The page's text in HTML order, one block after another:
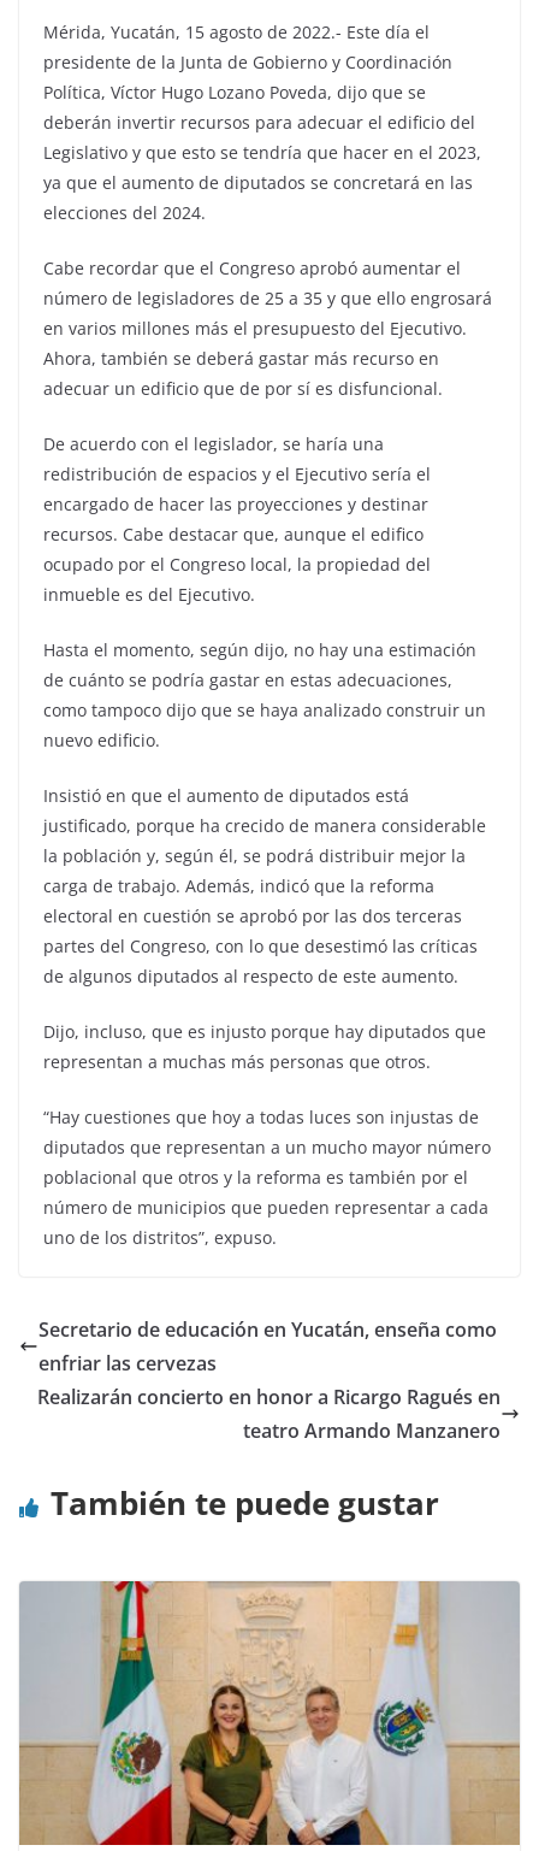
Mérida, Yucatán, 15 agosto de 2022.- Este día el
presidente de la Junta de Gobierno y Coordinación
Política, Víctor Hugo Lozano Poveda, dijo que se
deberán invertir recursos para adecuar el edificio del
Legislativo y que esto se tendría que hacer en el 2023,
ya que el aumento de diputados se concretará en las
elecciones del 2024.
Cabe recordar que el Congreso aprobó aumentar el
número de legisladores de 25 a 35 y que ello engrosará
en varios millones más el presupuesto del Ejecutivo.
Ahora, también se deberá gastar más recurso en
adecuar un edificio que de por sí es disfuncional.
De acuerdo con el legislador, se haría una
redistribución de espacios y el Ejecutivo sería el
encargado de hacer las proyecciones y destinar
recursos. Cabe destacar que, aunque el edifico
ocupado por el Congreso local, la propiedad del
inmueble es del Ejecutivo.
Hasta el momento, según dijo, no hay una estimación
de cuánto se podría gastar en estas adecuaciones,
como tampoco dijo que se haya analizado construir un
nuevo edificio.
Insistió en que el aumento de diputados está
justificado, porque ha crecido de manera considerable
la población y, según él, se podrá distribuir mejor la
carga de trabajo. Además, indicó que la reforma
electoral en cuestión se aprobó por las dos terceras
partes del Congreso, con lo que desestimó las críticas
de algunos diputados al respecto de este aumento.
Dijo, incluso, que es injusto porque hay diputados que
representan a muchas más personas que otros.
“Hay cuestiones que hoy a todas luces son injustas de
diputados que representan a un mucho mayor número
poblacional que otros y la reforma es también por el
número de municipios que pueden representar a cada
uno de los distritos”, expuso.
Secretario de educación en Yucatán, enseña como
enfriar las cervezas
Realizarán concierto en honor a Ricargo Ragués en
teatro Armando Manzanero
También te puede gustar